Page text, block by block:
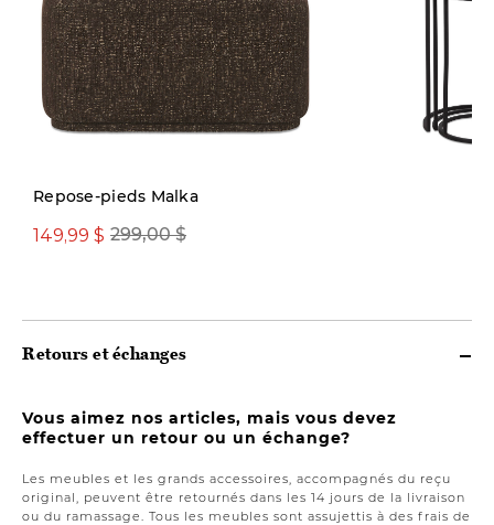
Repose-pieds Malka
299,00 $
149,99 $
Retours et échanges
Vous aimez nos articles, mais vous devez
effectuer un retour ou un échange?
Les meubles et les grands accessoires, accompagnés du reçu
original, peuvent être retournés dans les 14 jours de la livraison
ou du ramassage. Tous les meubles sont assujettis à des frais de